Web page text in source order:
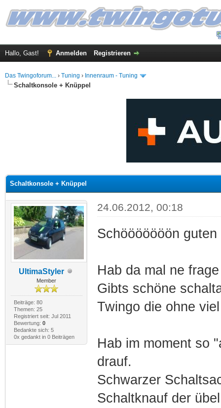
Hallo, Gast! Anmelden Registrieren
Das Twingoforum... › Tuning › Innenraum - Tuning
Schaltkonsole + Knüppel
Schaltkonsole + Knüppel
UltimaStyler
Member
Beiträge: 80
Themen: 25
Registriert seit: Jul 2011
Bewertung: 0
Bedankte sich: 5
0x gedankt in 0 Beiträgen
24.06.2012, 00:18
Schööööööön
Hab da mal ne
Gibts schöne
Twingo die ohne
Hab im moment so
drauf.
Schwarzer
Schaltknauf der